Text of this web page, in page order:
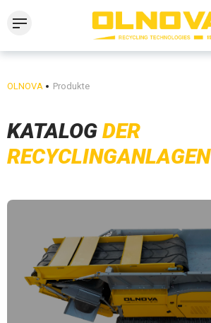
OLNOVA Produkte
KATALOG DER
RECYCLINGANLAGEN